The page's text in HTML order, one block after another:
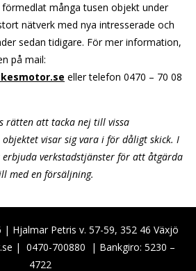
många tusen objekt under
nätverk med nya intresserade och
sedan tidigare. För mer information,
på mail:
eller telefon 0470 – 70 08
rätten att tacka nej till vissa
visar sig vara i för dåligt skick. I
verkstadstjänster för att åtgärda
med en försäljning.
Hjalmar Petris v. 57-59, 352 46 Växjö
| 0470-700880 | Bankgiro: 5230 –
4722